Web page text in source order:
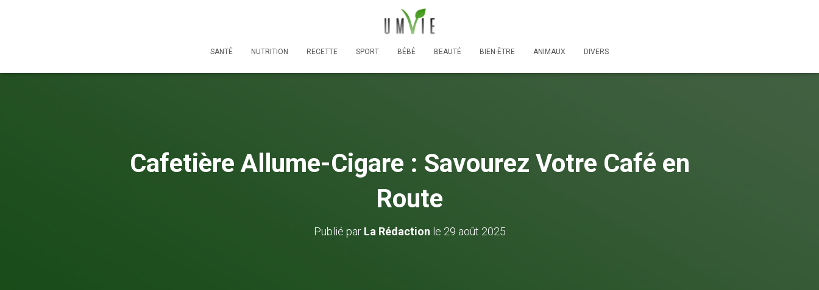
SANTÉ NUTRITION RECETTE SPORT BÉBÉ BEAUTÉ BIEN-ÊTRE ANIMAUX DIVERS
Cafetière Allume-Cigare : Savourez Votre Café en
Route
Publié par La Rédaction le 29 août 2025